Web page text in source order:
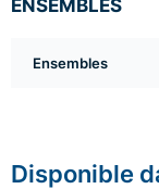
Ensembles
Disponible